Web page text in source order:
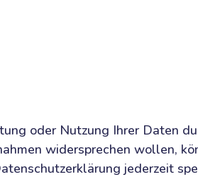
oder Nutzung Ihrer Daten
widersprechen wollen,
jederzeit